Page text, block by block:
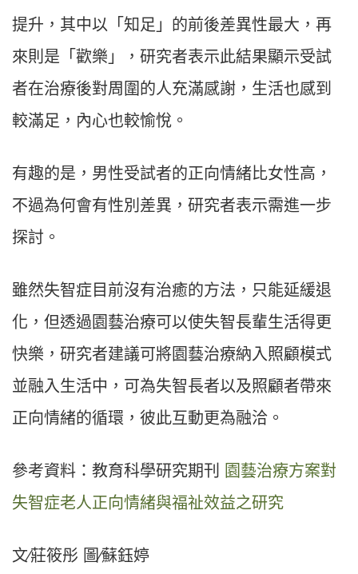
提升，其中以「知足」的前後差異性最大，再
來則是「歡樂」，研究者表示此結果顯示受試
者在治療後對周圍的人充滿感謝，生活也感到
較滿足，內心也較愉悅。
有趣的是，男性受試者的正向情緒比女性高，
不過為何會有性別差異，研究者表示需進一步
探討。
雖然失智症目前沒有治癒的方法，只能延緩退
化，但透過園藝治療可以使失智長輩生活得更
快樂，研究者建議可將園藝治療納入照顧模式
並融入生活中，可為失智長者以及照顧者帶來
正向情緒的循環，彼此互動更為融洽。
參考資料：教育科學研究期刊
園藝治療方案對
失智症老人正向情緒與福祉效益之研究
文∕莊筱彤 圖∕蘇鈺婷